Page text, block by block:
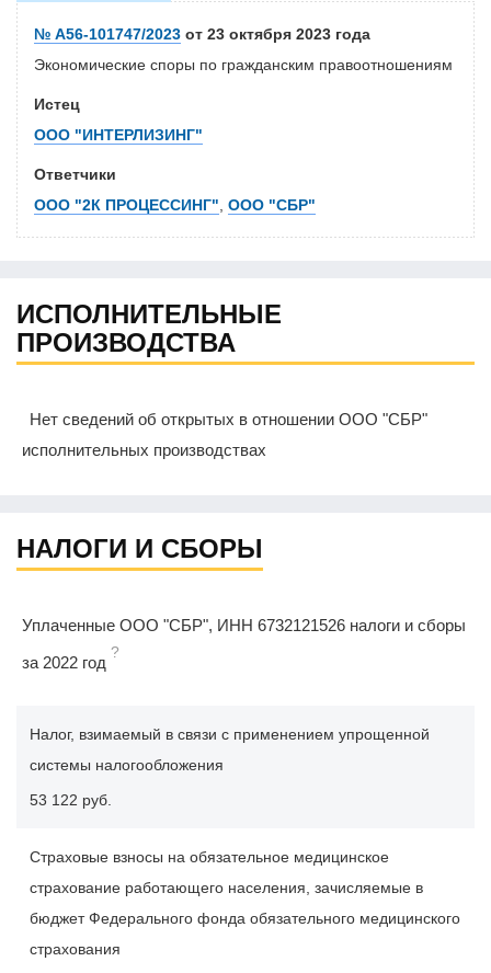
№ А56-101747/2023 от 23 октября 2023 года
Экономические споры по гражданским правоотношениям
Истец
ООО "ИНТЕРЛИЗИНГ"
Ответчики
ООО "2К ПРОЦЕССИНГ" ООО "СБР"
ИСПОЛНИТЕЛЬНЫЕ
ПРОИЗВОДСТВА
Нет сведений об открытых в отношении ООО "СБР"
исполнительных производствах
НАЛОГИ И СБОРЫ
Уплаченные ООО "СБР", ИНН 6732121526 налоги и сборы
за 2022 год
?
Налог, взимаемый в связи с применением упрощенной
системы налогообложения
53 122 руб.
Страховые взносы на обязательное медицинское
страхование работающего населения, зачисляемые в
бюджет Федерального фонда обязательного медицинского
страхования